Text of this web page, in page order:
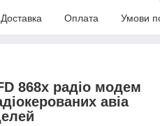
Доставка Оплата Умови
868x радіо модем
авіа